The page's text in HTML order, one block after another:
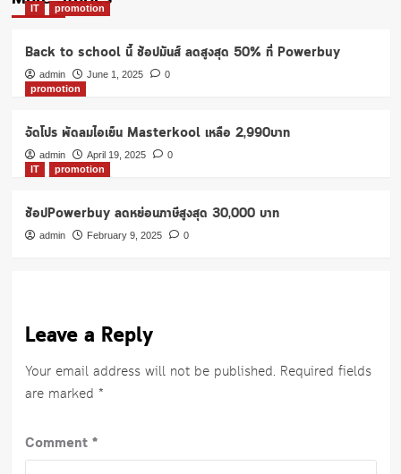
IT promotion
Back to school นี้ ช้อปมันส์ ลดสูงสุด 50% ที่ Powerbuy
admin June 1, 2025
0
promotion
จัดโปร พัดลมไอเย็น Masterkool เหลือ 2,990บาท
admin April 19, 2025
0
IT
promotion
ช้อปPowerbuy ลดหย่อนภาษีสูงสุด 30,000 บาท
admin February 9, 2025 0
Leave a Reply
Your email address will not be published. Required fields
are marked *
Comment *